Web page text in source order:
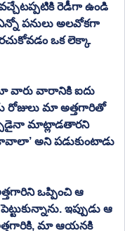
రెడీగా ఉండి
పనులు అలవోకగా
ఒక లెక్కా
మా వారు వారానికి ఐదు
రోజులు మా అత్తగారితో
మాట్లాడతారని
అని పడుకుంటాడు
ఒప్పించి ఆ
ఇప్పుడు ఆ
మా ఆయనకి